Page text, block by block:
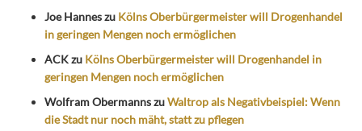
Joe Hanneszu Kölns Oberbürgermeister will Drogenhandel
in geringen Mengen noch ermöglichen
ACKzu Kölns Oberbürgermeister will Drogenhandel in
geringen Mengen noch ermöglichen
Wolfram ObermannszuWaltrop als Negativbeispiel: Wenn
die Stadt nur noch mäht, statt zu pflegen